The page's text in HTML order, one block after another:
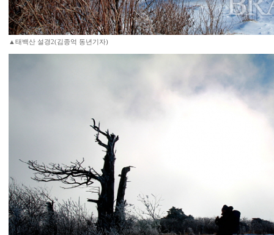
▲태백산 설경2(김종억 동년기자)